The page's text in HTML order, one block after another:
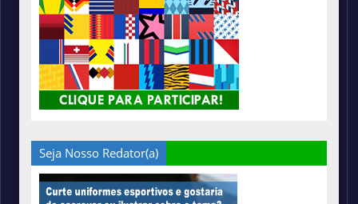
Seja Nosso Redator(a)